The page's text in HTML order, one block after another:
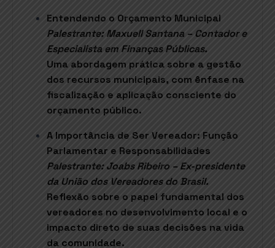
Entendendo o Orçamento Municipal
Palestrante: Maxuell Santana – Contador e
Especialista em Finanças Públicas.
Uma abordagem prática sobre a gestão
dos recursos municipais, com ênfase na
fiscalização e aplicação consciente do
orçamento público.
A Importância de Ser Vereador: Função
Parlamentar e Responsabilidades
Palestrante: Joabs Ribeiro – Ex-presidente
da União dos Vereadores do Brasil.
Reflexão sobre o papel fundamental dos
vereadores no desenvolvimento local e o
impacto direto de suas decisões na vida
da comunidade.